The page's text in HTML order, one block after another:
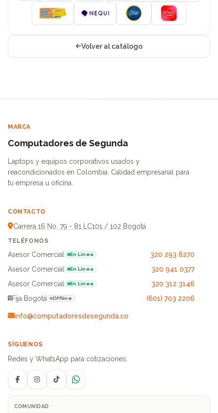
Volver al catálogo
MARCA
Computadores de Segunda
Laptops y equipos corporativos usados y
reacondicionados en Colombia. Calidad empresarial para
tu empresa u oficina.
CONTACTO
Carrera 16 No. 79 - 81 LC101 / 102 Bogotá
TELÉFONOS
Asesor Comercial En Línea
320 293 8270
Asesor Comercial
En Línea
320 941 0377
Asesor Comercial
En Línea
320 312 3146
Fija Bogotá
Offline (601) 703 2206
info@computadoresdesegunda.co
SÍGUENOS
Redes y WhatsApp para cotizaciones.
FacebookInstagramTikTokWhatsApp
COMUNIDAD